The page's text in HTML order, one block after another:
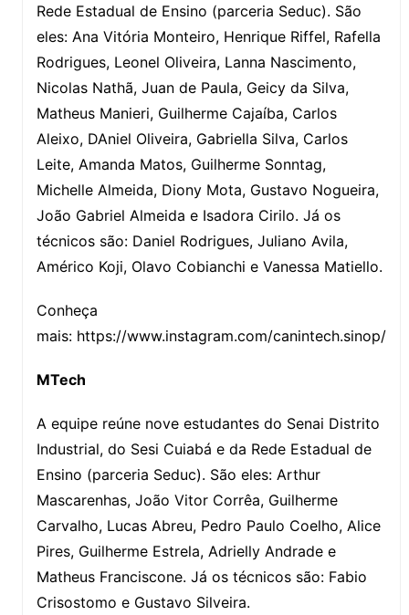
Rede Estadual de Ensino (parceria Seduc). São
eles: Ana Vitória Monteiro, Henrique Riffel, Rafella
Rodrigues, Leonel Oliveira, Lanna Nascimento,
Nicolas Nathã, Juan de Paula, Geicy da Silva,
Matheus Manieri, Guilherme Cajaíba, Carlos
Aleixo, DAniel Oliveira, Gabriella Silva, Carlos
Leite, Amanda Matos, Guilherme Sonntag,
Michelle Almeida, Diony Mota, Gustavo Nogueira,
João Gabriel Almeida e Isadora Cirilo. Já os
técnicos são: Daniel Rodrigues, Juliano Avila,
Américo Koji, Olavo Cobianchi e Vanessa Matiello.
Conheça
mais: https://www.instagram.com/canintech.sinop/
MTech
A equipe reúne nove estudantes do Senai Distrito
Industrial, do Sesi Cuiabá e da Rede Estadual de
Ensino (parceria Seduc). São eles: Arthur
Mascarenhas, João Vitor Corrêa, Guilherme
Carvalho, Lucas Abreu, Pedro Paulo Coelho, Alice
Pires, Guilherme Estrela, Adrielly Andrade e
Matheus Franciscone. Já os técnicos são: Fabio
Crisostomo e Gustavo Silveira.